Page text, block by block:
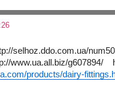
selhoz.ddo.com.ua/
www.ua.all.biz/g607894/
products/dairy-